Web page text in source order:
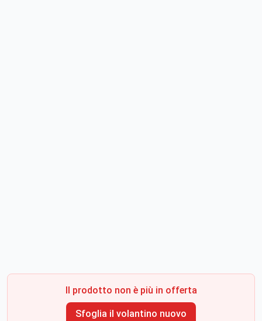
Il prodotto non è più in offerta
Sfoglia il volantino nuovo